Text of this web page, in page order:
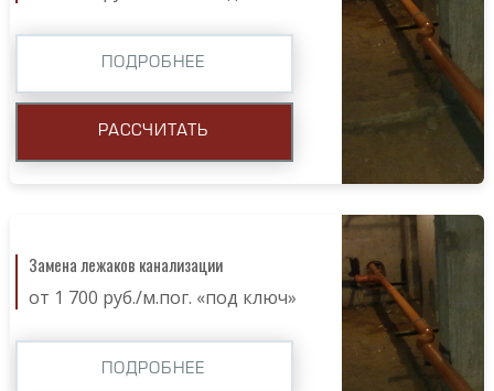
ПОДРОБНЕЕ
РАССЧИТАТЬ
Замена лежаков канализации
от 1 700 руб./м.пог. «под ключ»
ПОДРОБНЕЕ